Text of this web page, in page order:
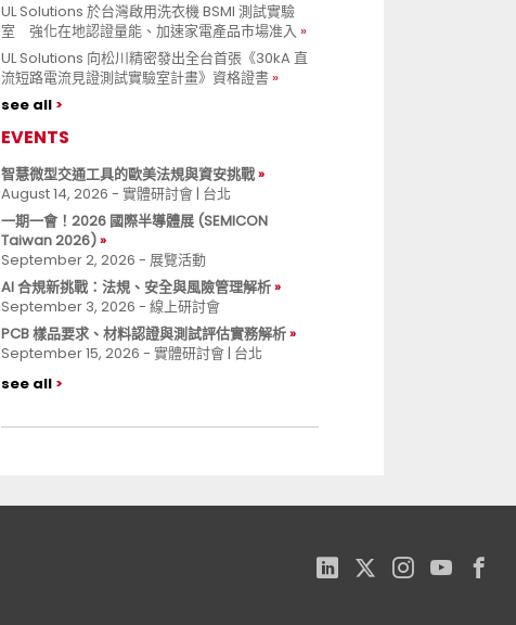
UL Solutions 於台灣啟用洗衣機 BSMI 測試實驗
室 強化在地認證量能、加速家電產品市場准入
UL Solutions 向松川精密發出全台首張《30kA 直
流短路電流見證測試實驗室計畫》資格證書
see all
EVENTS
智慧微型交通工具的歐美法規與資安挑戰
August 14, 2026 - 實體研討會 | 台北
一期一會！2026 國際半導體展 (SEMICON
Taiwan 2026)
September 2, 2026 - 展覽活動
AI 合規新挑戰：法規、安全與風險管理解析
September 3, 2026 - 線上研討會
PCB 樣品要求、材料認證與測試評估實務解析
September 15, 2026 - 實體研討會 | 台北
see all